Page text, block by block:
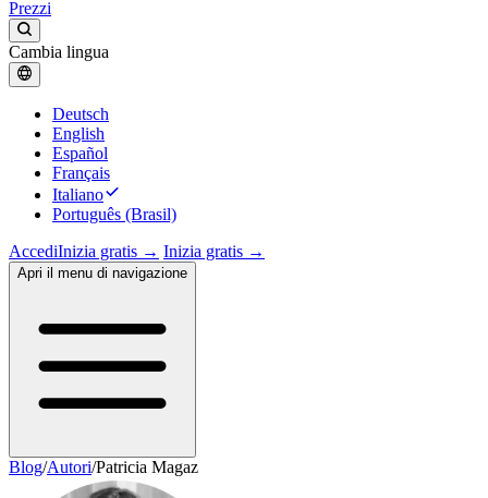
Prezzi
Cambia lingua
Deutsch
English
Español
Français
Italiano
Português (Brasil)
AccediInizia gratis → Inizia gratis →
Apri il menu di navigazione
Blog/Autori/Patricia Magaz